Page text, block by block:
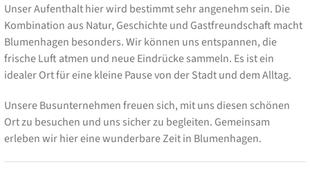
Unser Aufenthalt hier wird bestimmt sehr angenehm sein. Die
Kombination aus Natur, Geschichte und Gastfreundschaft macht
Blumenhagen besonders. Wir können uns entspannen, die
frische Luft atmen und neue Eindrücke sammeln. Es ist ein
idealer Ort für eine kleine Pause von der Stadt und dem Alltag.
Unsere Busunternehmen freuen sich, mit uns diesen schönen
Ort zu besuchen und uns sicher zu begleiten. Gemeinsam
erleben wir hier eine wunderbare Zeit in Blumenhagen.